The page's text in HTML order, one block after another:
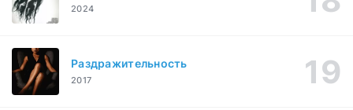
2024
Раздражительность
2017